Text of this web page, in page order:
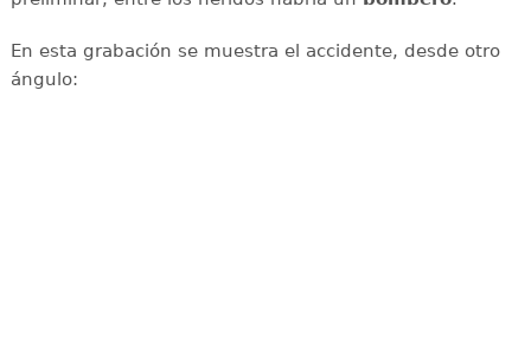
En esta grabación se muestra el accidente, desde otro
ángulo: